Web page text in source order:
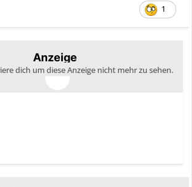
1
Anzeige
dich um diese Anzeige nicht mehr zu sehen.